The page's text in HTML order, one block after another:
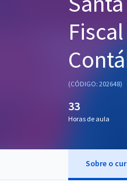
Questões grátis
(CÓDIGO: 202648)
33
Horas de aula
Sobre o